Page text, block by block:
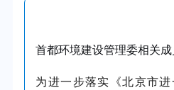
首都环境建设管理委相关成
为进一步落实《北京市